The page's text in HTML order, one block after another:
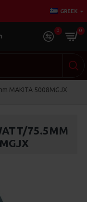
GREEK
0 0
MAKITA 5008MGJX
75.5MM